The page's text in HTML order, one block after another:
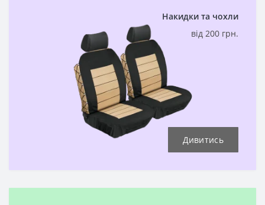
Накидки та чохли
від 200 грн.
Дивитись